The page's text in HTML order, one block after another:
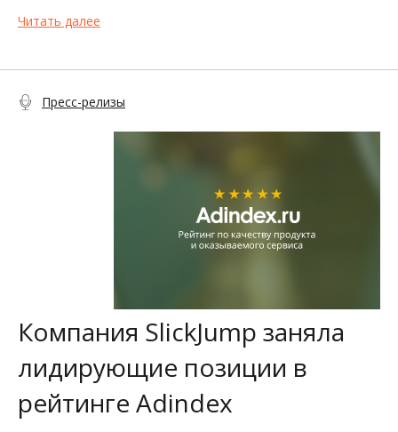
Читать далее
Пресс-релизы
Компания SlickJump заняла
лидирующие позиции в
рейтинге Adindex